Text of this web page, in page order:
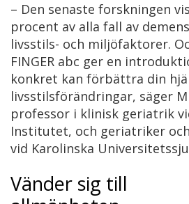
– Den senaste forskningen
procent av alla fall av
livsstils- och miljöfaktorer.
FINGER abc ger en
konkret kan förbättra din
livsstilsförändringar, säger
professor i klinisk geriatrik
Institutet, och geriatriker
vid Karolinska
Vänder sig till